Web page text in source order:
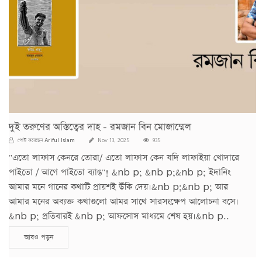
দুই তরুণের অস্তিত্বের দাহ - রমজান বিন মোজাম্মেল
পোস্ট করেছেনAriful Islam Nov 13, 2025 935
"এতো লাফাস কেনরে তোরা/ এতো লাফাস কেন যদি লাফাইয়া খোদারে
পাইতো / আগে পাইতো ব্যাঙ"! &nb p; &nb p;&nb p; ইদানিং
আমার মনে গানের কথাটি প্রায়শই উঁকি দেয়।&nb p;&nb p; আর
আমার মনের অব্যক্ত কথাগুলো আমর সাথে সারসংক্ষেপ আলোচনা বসে।
&nb p; প্রতিবারই &nb p; আফসোস মাধ্যমে শেষ হয়।&nb p..
আরও পড়ুন